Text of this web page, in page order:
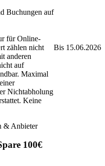
& Anbieter
Bis 15.06.2026
Buchungen auf
für Online-
zählen nicht
anderen
auf
Maximal
Nichtabholung
Keine
100€